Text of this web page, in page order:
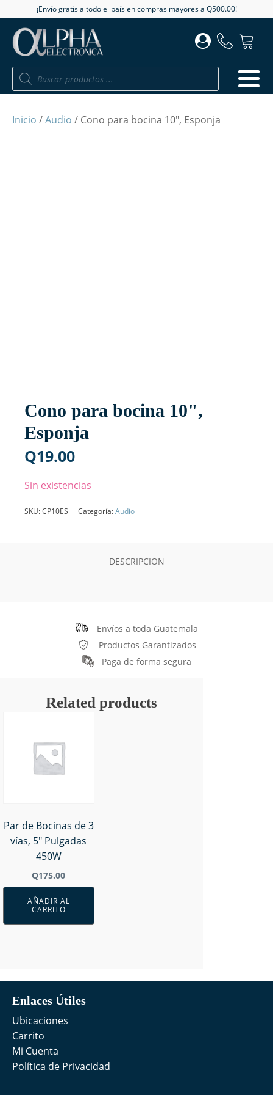
¡Envío gratis a todo el país en compras mayores a Q500.00!
Búsqueda
productos
Inicio /Audio / Cono para bocina 10", Esponja
Cono para bocina 10",
Esponja
Q19.00
Sin existencias
SKU:CP10ES Categoría:Audio
DESCRIPCION
Envíos a toda Guatemala
Productos Garantizados
Paga de forma segura
Related products
Par de Bocinas de 3
vías, 5" Pulgadas
450W
Q175.00
AÑADIR AL
CARRITO
Enlaces Útiles
Ubicaciones
Carrito
Mi Cuenta
Política de Privacidad